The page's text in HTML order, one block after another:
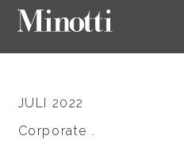
JULI 2022
Corporate .